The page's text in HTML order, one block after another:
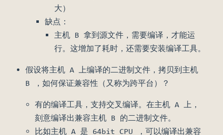
大）
缺点：
主机 B 拿到源文件，需要编译，才能运
行。这增加了耗时，还需要安装编译工具。
假设将主机 A 上编译的二进制文件，拷贝到主机
B ，如何保证兼容性（又称为跨平台）？
有的编译工具，支持交叉编译。在主机 A 上，
刻意编译出兼容主机 B 的二进制文件。
比如主机 A 是 64bit CPU ，可以编译出兼容